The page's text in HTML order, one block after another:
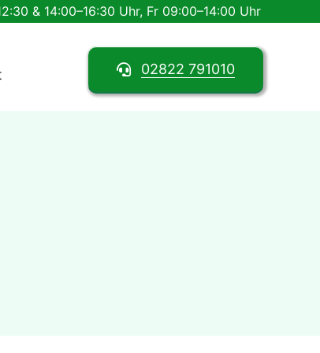
& 14:00–16:30 Uhr, Fr 09:00–14:00 Uhr
02822 791010